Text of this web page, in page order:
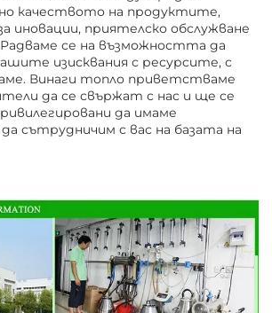
качеството на продуктите,
иновации, приятелско обслужване
Радваме се на възможността да
изисквания с ресурсите, с
Винаги топло приветстваме
да се свържат с нас и ще се
да имаме
сътрудничим с вас на базата на